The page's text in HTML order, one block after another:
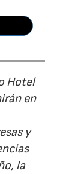
Hotel
en
y
la